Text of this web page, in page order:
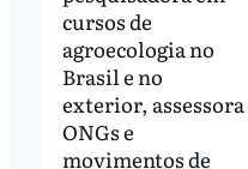
cursos de
agroecologia no
Brasil e no
exterior, assessora
ONGs e
movimentos de